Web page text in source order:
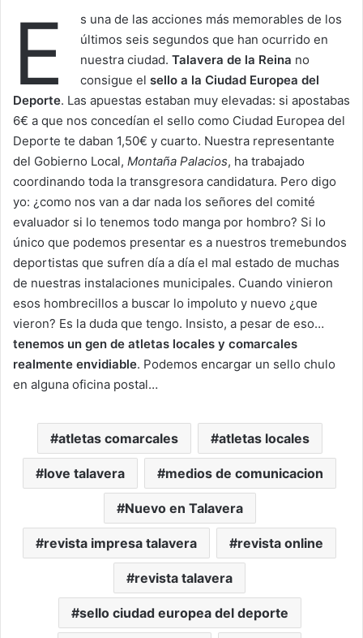
E
s una de las acciones más memorables de los
últimos seis segundos que han ocurrido en
nuestra ciudad. Talavera de la Reina no
consigue el sello a la Ciudad Europea del
Deporte. Las apuestas estaban muy elevadas: si apostabas
6€ a que nos concedían el sello como Ciudad Europea del
Deporte te daban 1,50€ y cuarto. Nuestra representante
del Gobierno Local, Montaña Palacios, ha trabajado
coordinando toda la transgresora candidatura. Pero digo
yo: ¿como nos van a dar nada los señores del comité
evaluador si lo tenemos todo manga por hombro? Si lo
único que podemos presentar es a nuestros tremebundos
deportistas que sufren día a día el mal estado de muchas
de nuestras instalaciones municipales. Cuando vinieron
esos hombrecillos a buscar lo impoluto y nuevo ¿que
vieron? Es la duda que tengo. Insisto, a pesar de eso…
tenemos un gen de atletas locales y comarcales
realmente envidiable. Podemos encargar un sello chulo
en alguna oficina postal…
atletas comarcales atletas locales
love talavera medios de comunicacion
Nuevo en Talavera
revista impresa talavera revista online
revista talavera
sello ciudad europea del deporte